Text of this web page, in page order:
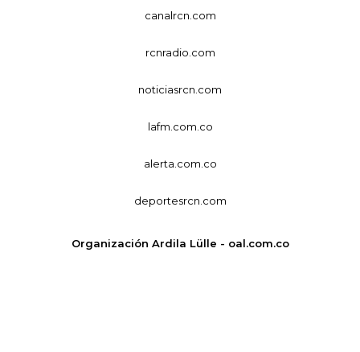
canalrcn.com
rcnradio.com
noticiasrcn.com
lafm.com.co
alerta.com.co
deportesrcn.com
Organización Ardila Lülle - oal.com.co